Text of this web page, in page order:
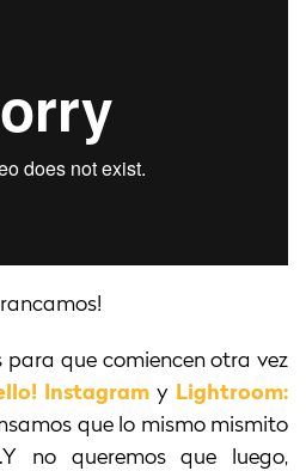
que comiencen otra vez
Instagram y Lightroom:
que lo mismo mismito
no queremos que luego,